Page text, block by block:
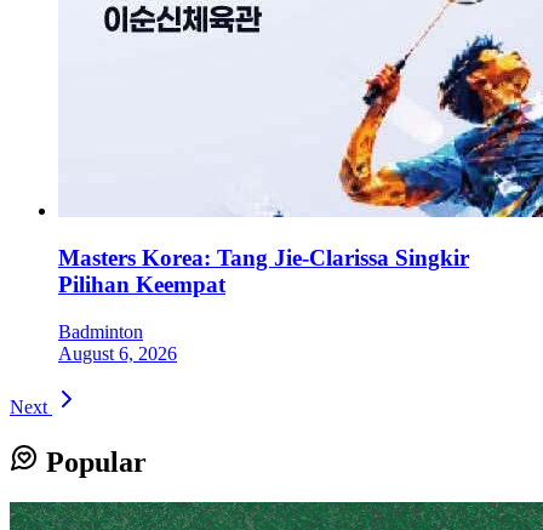
Masters Korea: Tang Jie-Clarissa Singkir
Pilihan Keempat
Badminton
August 6, 2026
Next
Popular